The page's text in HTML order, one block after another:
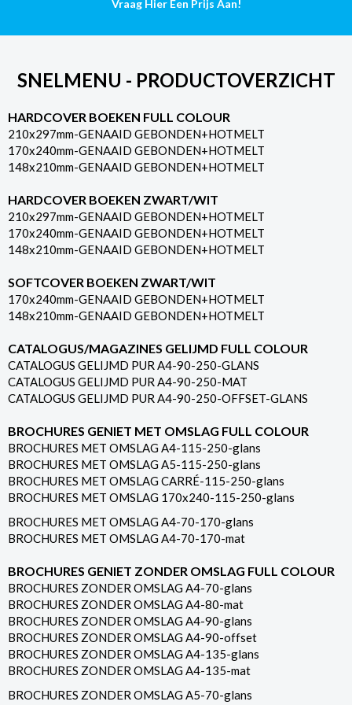
Vraag Hier Een Prijs Aan!
SNELMENU - PRODUCTOVERZICHT
HARDCOVER BOEKEN FULL COLOUR
210x297mm-GENAAID GEBONDEN+HOTMELT
170x240mm-GENAAID GEBONDEN+HOTMELT
148x210mm-GENAAID GEBONDEN+HOTMELT
HARDCOVER BOEKEN ZWART/WIT
210x297mm-GENAAID GEBONDEN+HOTMELT
170x240mm-GENAAID GEBONDEN+HOTMELT
148x210mm-GENAAID GEBONDEN+HOTMELT
SOFTCOVER BOEKEN ZWART/WIT
170x240mm-GENAAID GEBONDEN+HOTMELT
148x210mm-GENAAID GEBONDEN+HOTMELT
CATALOGUS/MAGAZINES GELIJMD FULL COLOUR
CATALOGUS GELIJMD PUR A4-90-250-GLANS
CATALOGUS GELIJMD PUR A4-90-250-MAT
CATALOGUS GELIJMD PUR A4-90-250-OFFSET-GLANS
BROCHURES GENIET MET OMSLAG FULL COLOUR
BROCHURES MET OMSLAG A4-115-250-glans
BROCHURES MET OMSLAG A5-115-250-glans
BROCHURES MET OMSLAG CARRÉ-115-250-glans
BROCHURES MET OMSLAG 170x240-115-250-glans
BROCHURES MET OMSLAG A4-70-170-glans
BROCHURES MET OMSLAG A4-70-170-mat
BROCHURES GENIET ZONDER OMSLAG FULL COLOUR
BROCHURES ZONDER OMSLAG A4-70-glans
BROCHURES ZONDER OMSLAG A4-80-mat
BROCHURES ZONDER OMSLAG A4-90-glans
BROCHURES ZONDER OMSLAG A4-90-offset
BROCHURES ZONDER OMSLAG A4-135-glans
BROCHURES ZONDER OMSLAG A4-135-mat
BROCHURES ZONDER OMSLAG A5-70-glans